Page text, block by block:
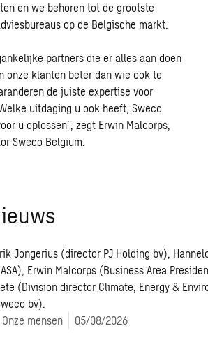
en we behoren tot de grootste
op de Belgische markt.
partners die er alles aan doen
onze klanten beter dan wie ook te
de juiste expertise voor
uitdaging u ook heeft, Sweco
u oplossen”, zegt Erwin Malcorps,
Sweco Belgium.
mensen 05/08/2026